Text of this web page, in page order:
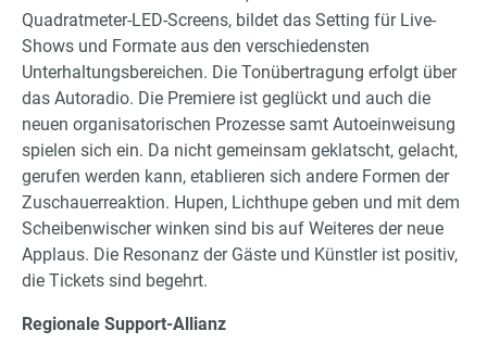
Quadratmeter-LED-Screens, bildet das Setting für Live-
Shows und Formate aus den verschiedensten
Unterhaltungsbereichen. Die Tonübertragung erfolgt über
das Autoradio. Die Premiere ist geglückt und auch die
neuen organisatorischen Prozesse samt Autoeinweisung
spielen sich ein. Da nicht gemeinsam geklatscht, gelacht,
gerufen werden kann, etablieren sich andere Formen der
Zuschauerreaktion. Hupen, Lichthupe geben und mit dem
Scheibenwischer winken sind bis auf Weiteres der neue
Applaus. Die Resonanz der Gäste und Künstler ist positiv,
die Tickets sind begehrt.
Regionale Support-Allianz